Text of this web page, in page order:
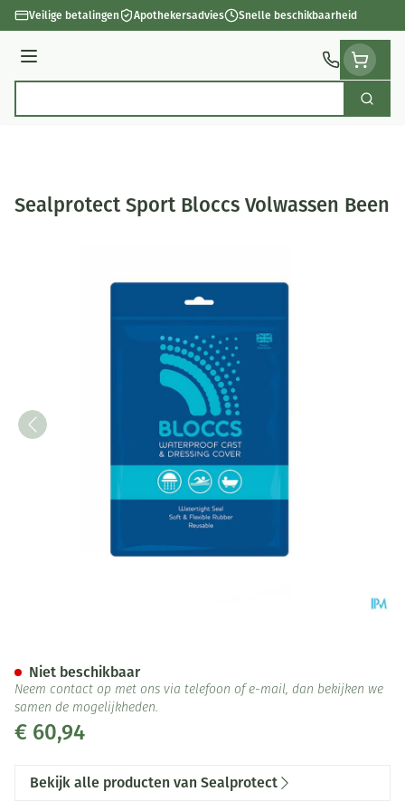
Ga naar de inhoud
Veilige betalingen Apothekersadvies Snelle beschikbaarheid
Menu
Zoek
Sealprotect Sport Bloccs Volwassen Been
€ 60,94
Niet beschikbaar
Neem contact op met ons via telefoon of e-mail, dan bekijken we
samen de mogelijkheden.
Bekijk alle producten van Sealprotect